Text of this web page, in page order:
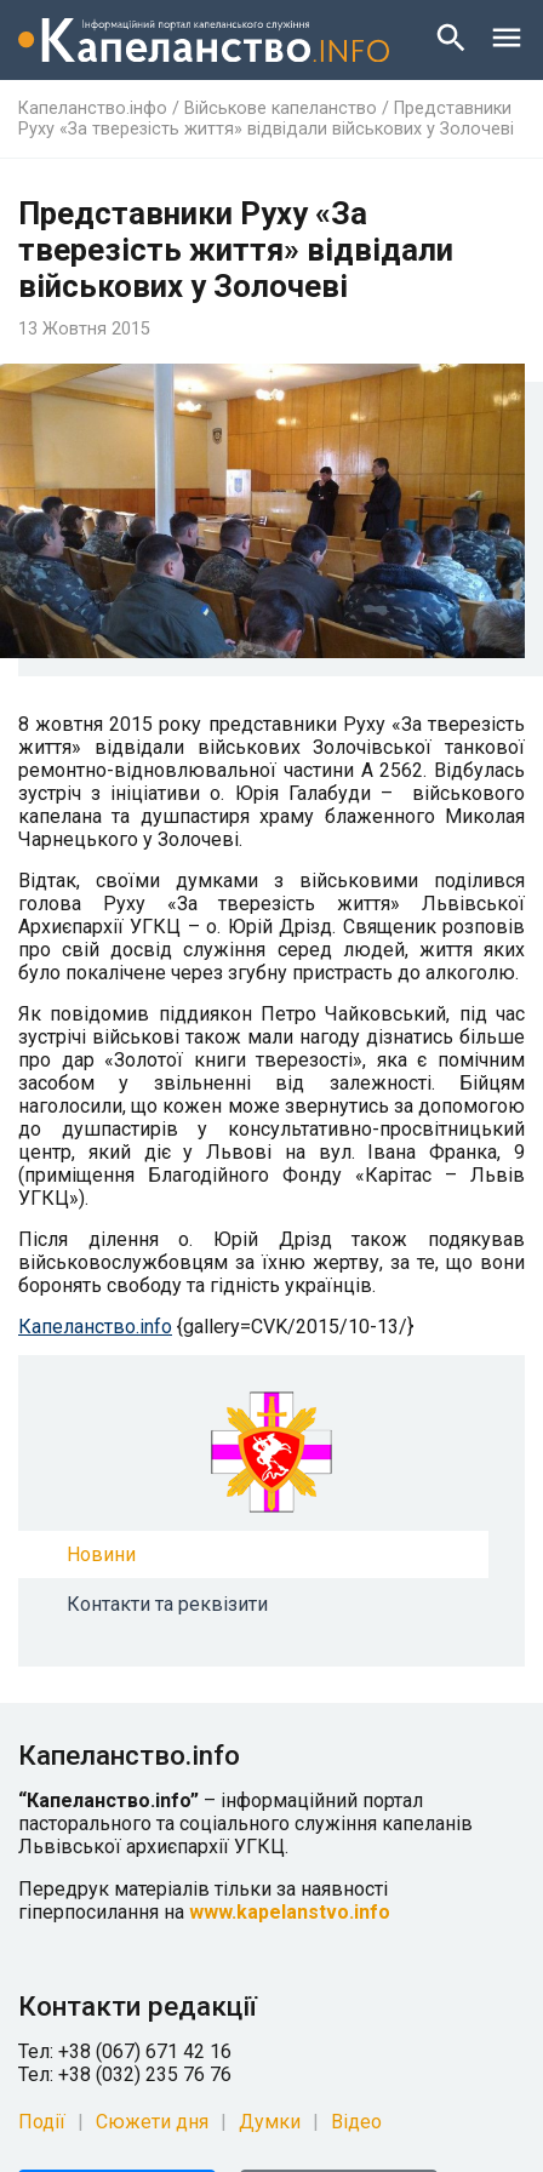
Капеланство.інфо / Військове капеланство / Представники
Руху «За тверезість життя» відвідали військових у Золочеві
Представники Руху «За
тверезість життя» відвідали
військових у Золочеві
13 Жовтня 2015
8 жовтня 2015 року представники Руху «За тверезість
життя» відвідали військових Золочівської танкової
ремонтно-відновлювальної частини А 2562. Відбулась
зустріч з ініціативи о. Юрія Галабуди – військового
капелана та душпастиря храму блаженного Миколая
Чарнецького у Золочеві.
Відтак, своїми думками з військовими поділився
голова Руху «За тверезість життя» Львівської
Архиєпархії УГКЦ – о. Юрій Дрізд. Священик розповів
про свій досвід служіння серед людей, життя яких
було покалічене через згубну пристрасть до алкоголю.
Як повідомив піддиякон Петро Чайковський, під час
зустрічі військові також мали нагоду дізнатись більше
про дар «Золотої книги тверезості», яка є помічним
засобом у звільненні від залежності. Бійцям
наголосили, що кожен може звернутись за допомогою
до душпастирів у консультативно-просвітницький
центр, який діє у Львові на вул. Івана Франка, 9
(приміщення Благодійного Фонду «Карітас – Львів
УГКЦ»).
Після ділення о. Юрій Дрізд також подякував
військовослужбовцям за їхню жертву, за те, що вони
боронять свободу та гідність українців.
Капеланство.info {gallery=CVK/2015/10-13/}
Новини
Контакти та реквізити
Капеланство.info
“Капеланство.info” – інформаційний портал
пасторального та соціального служіння капеланів
Львівської архиєпархії УГКЦ.
Передрук матеріалів тільки за наявності
гіперпосилання на www.kapelanstvo.info
Контакти редакції
Тел: +38 (067) 671 42 16
Тел: +38 (032) 235 76 76
Події Сюжети дня Думки Відео